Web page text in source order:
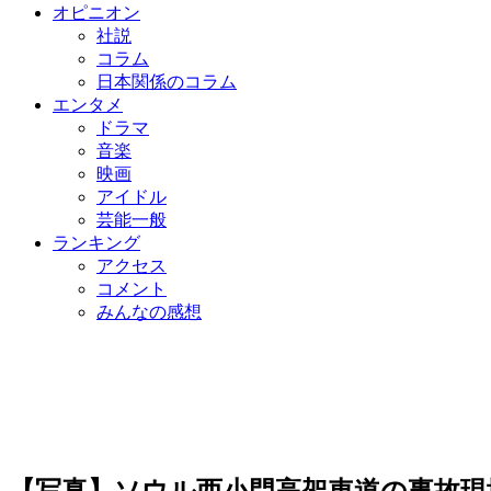
オピニオン
社説
コラム
日本関係のコラム
エンタメ
ドラマ
音楽
映画
アイドル
芸能一般
ランキング
アクセス
コメント
みんなの感想